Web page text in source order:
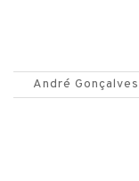
André Gonçalves